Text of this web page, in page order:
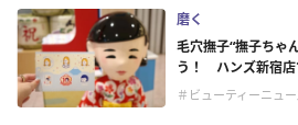
磨く
毛穴撫子“撫子ちゃ
う！ ハンズ新宿店
＃ビューティーニュー